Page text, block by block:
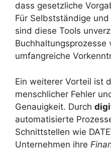
dass gesetzliche
Für Selbstständige
sind diese Tools
Buchhaltungsprozesse
umfangreiche
Ein weiterer Vorteil ist
menschlicher Fehler
Genauigkeit. Durch
automatisierte
Schnittstellen wie
Unternehmen ihre